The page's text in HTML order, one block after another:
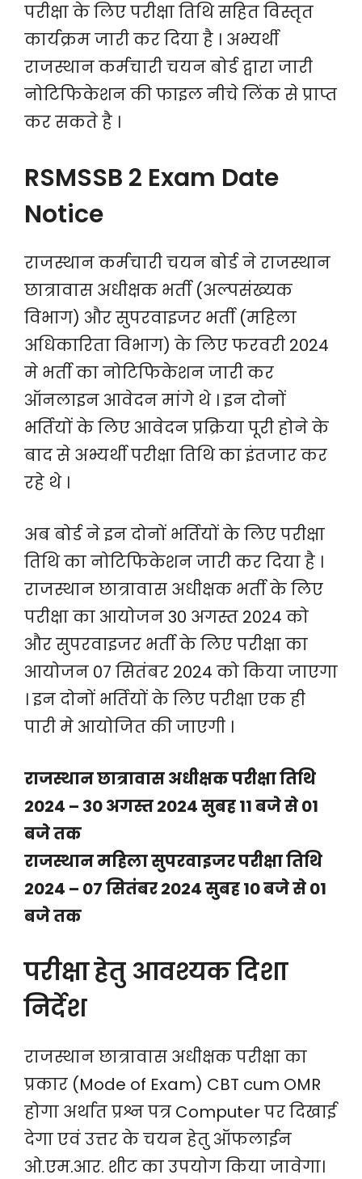
परीक्षा के लिए परीक्षा तिथि सहित विस्तृत
कार्यक्रम जारी कर दिया है । अभ्यर्थी
राजस्थान कर्मचारी चयन बोर्ड द्वारा जारी
नोटिफिकेशन की फाइल नीचे लिंक से प्राप्त
कर सकते है ।
RSMSSB 2 Exam Date
Notice
राजस्थान कर्मचारी चयन बोर्ड ने राजस्थान
छात्रावास अधीक्षक भर्ती (अल्पसंख्यक
विभाग) और सुपरवाइजर भर्ती (महिला
अधिकारिता विभाग) के लिए फरवरी 2024
मे भर्ती का नोटिफिकेशन जारी कर
ऑनलाइन आवेदन मांगे थे । इन दोनों
भर्तियों के लिए आवेदन प्रक्रिया पूरी होने के
बाद से अभ्यर्थी परीक्षा तिथि का इंतजार कर
रहे थे ।
अब बोर्ड ने इन दोनों भर्तियों के लिए परीक्षा
तिथि का नोटिफिकेशन जारी कर दिया है ।
राजस्थान छात्रावास अधीक्षक भर्ती के लिए
परीक्षा का आयोजन 30 अगस्त 2024 को
और सुपरवाइजर भर्ती के लिए परीक्षा का
आयोजन 07 सितंबर 2024 को किया जाएगा
। इन दोनों भर्तियों के लिए परीक्षा एक ही
पारी मे आयोजित की जाएगी ।
राजस्थान छात्रावास अधीक्षक परीक्षा तिथि
2024 – 30 अगस्त 2024 सुबह 11 बजे से 01
बजे तक
राजस्थान महिला सुपरवाइजर परीक्षा तिथि
2024 – 07 सितंबर 2024 सुबह 10 बजे से 01
बजे तक
परीक्षा हेतु आवश्यक दिशा
निर्देश
राजस्थान छात्रावास अधीक्षक परीक्षा का
प्रकार (Mode of Exam) CBT cum OMR
होगा अर्थात प्रश्न पत्र Computer पर दिखाई
देगा एवं उत्तर के चयन हेतु ऑफलाईन
ओ.एम.आर. शीट का उपयोग किया जावेगा।